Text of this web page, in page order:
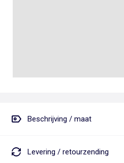
Beschrijving / maat
Levering / retourzending